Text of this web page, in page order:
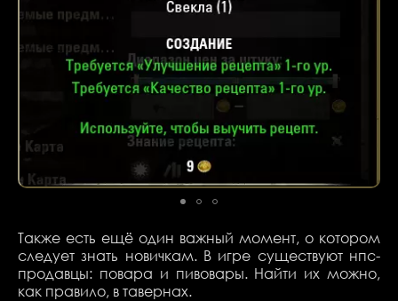
Также есть ещё один важный момент, о котором
следует знать новичкам. В игре существуют нпс-
продавцы: повара и пивовары. Найти их можно,
как правило, в тавернах.